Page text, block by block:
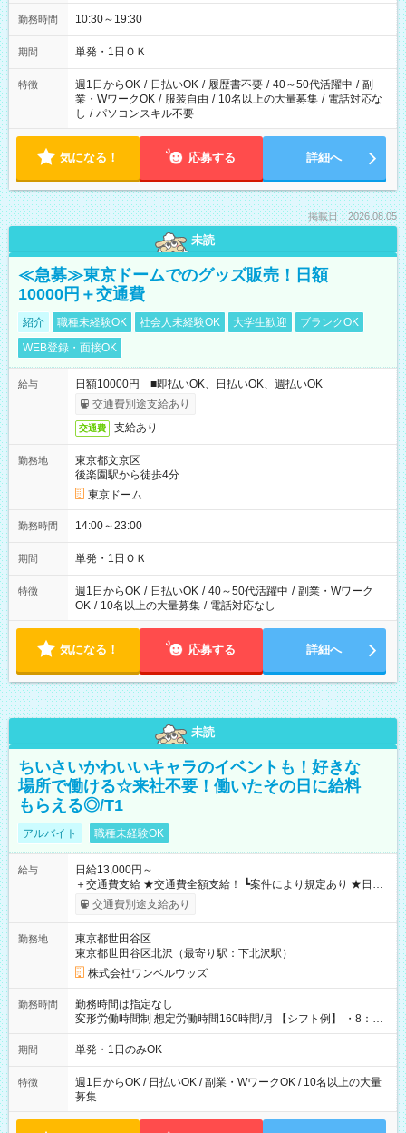
勤務時間 10:30～19:30
期間 単発・1日ＯＫ
特徴 週1日からOK / 日払いOK / 履歴書不要 / 40～50代活躍中 / 副
業・WワークOK / 服装自由 / 10名以上の大量募集 / 電話対応な
し / パソコンスキル不要
気になる！ 応募する 詳細へ
掲載日：2026.08.05
未読
≪急募≫東京ドームでのグッズ販売！日額
10000円＋交通費
紹介 職種未経験OK 社会人未経験OK 大学生歓迎
ブランクOK
WEB登録・面接OK
給与
日額10000円 ■即払いOK、日払いOK、週払いOK
交通費別途支給あり
交通費 支給あり
勤務地
東京都文京区
後楽園駅から徒歩4分
東京ドーム
勤務時間 14:00～23:00
期間 単発・1日ＯＫ
特徴 週1日からOK / 日払いOK / 40～50代活躍中 / 副業・Wワーク
OK / 10名以上の大量募集 / 電話対応なし
気になる！ 応募する 詳細へ
未読
ちいさいかわいいキャラのイベントも！好きな
場所で働ける☆来社不要！働いたその日に給料
もらえる◎/T1
アルバイト 職種未経験OK
給与
日給13,000円～
＋交通費支給 ★交通費全額支給！ ┗案件により規定あり ★日払
いOK！（規定あり） ┗働いたその日に現金GET♪ お仕事後はコ
ンビニATMから 日払い分を引き落とせます！ 【試用期間】試
交通費別途支給あり
勤務地
東京都世田谷区
東京都世田谷区北沢（最寄り駅：下北沢駅）
株式会社ワンベルウッズ
勤務時間
勤務時間は指定なし
変形労働時間制 想定労働時間160時間/月 【シフト例】 ・8：00
～21：00
期間 単発・1日のみOK
特徴
週1日からOK / 日払いOK / 副業・WワークOK / 10名以上の大量
募集